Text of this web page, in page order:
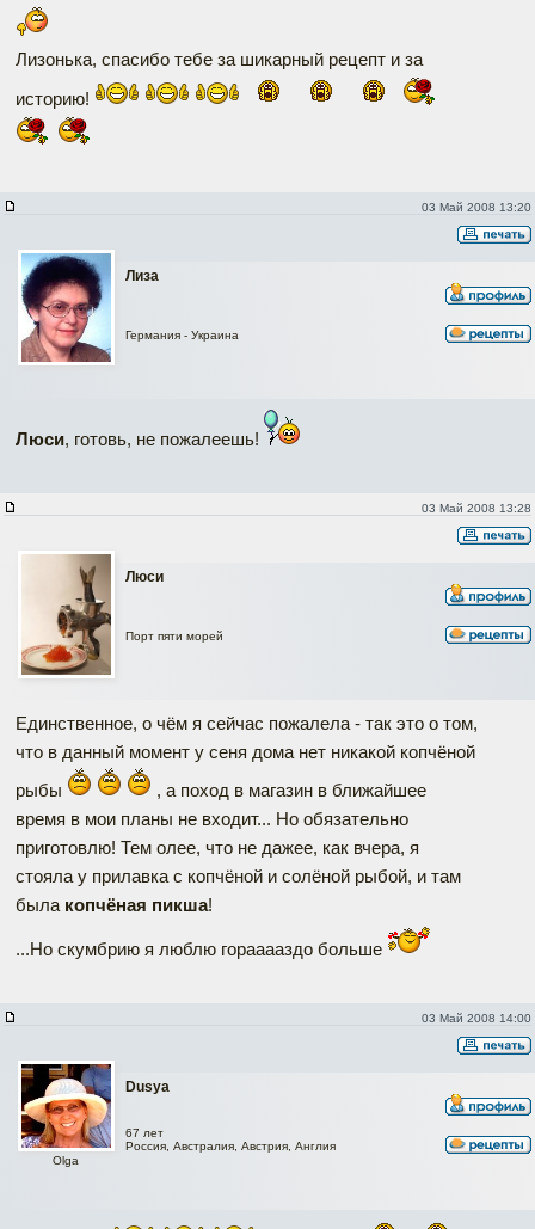
Лизонька, спасибо тебе за шикарный рецепт и за
историю!
03 Май 2008 13:20
Лиза
Германия - Украина
Люси, готовь, не пожалеешь!
03 Май 2008 13:28
Люси
Порт пяти морей
Единственное, о чём я сейчас пожалела - так это о том,
что в данный момент у сеня дома нет никакой копчёной
рыбы
, а поход в магазин в ближайшее
время в мои планы не входит... Но обязательно
приготовлю! Тем олее, что не дажее, как вчера, я
стояла у прилавка с копчёной и солёной рыбой, и там
была копчёная пикша!
...Но скумбрию я люблю горааааздо больше
03 Май 2008 14:00
Dusya
Olga
67 лет
Россия, Австралия, Австрия, Англия